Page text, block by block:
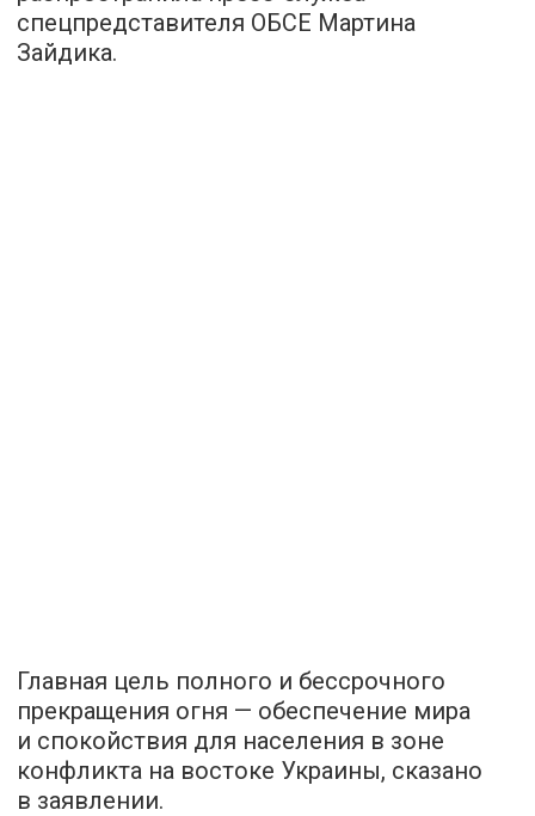
спецпредставителя ОБСЕ Мартина
Зайдика.
Главная цель полного и бессрочного
прекращения огня — обеспечение мира
и спокойствия для населения в зоне
конфликта на востоке Украины, сказано
в заявлении.